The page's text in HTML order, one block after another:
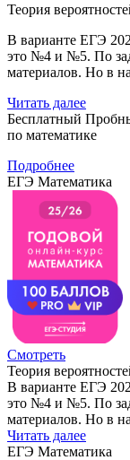
Теория
В варианте ЕГЭ
это №4 и №5. По
материалов. Но в
Читать далее
Бесплатный
по математике
Подробнее
ЕГЭ Математика
Смотреть
Теория
В варианте ЕГЭ
это №4 и №5. По
материалов. Но в
Читать далее
ЕГЭ Математика